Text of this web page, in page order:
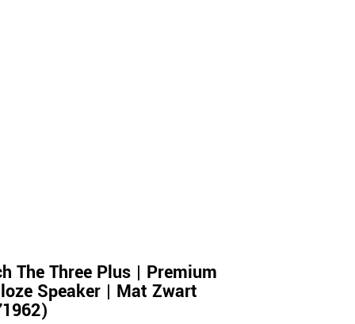
The Three Plus | Premium
Speaker | Mat Zwart